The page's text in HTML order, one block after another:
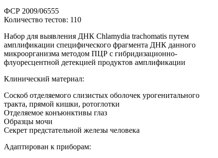
ФСР 2009/06555
Количество тестов: 110
Набор для выявления ДНК Chlamydia trachomatis путем
амплификации специфического фрагмента ДНК данного
микроорганизма методом ПЦР с гибридизационно-
флуоресцентной детекцией продуктов амплификации
Клинический материал:
Соскоб отделяемого слизистых оболочек урогенитального
тракта, прямой кишки, ротоглотки
Отделяемое конъюнктивы глаз
Образцы мочи
Секрет предстательной железы человека
Адаптирован к приборам: